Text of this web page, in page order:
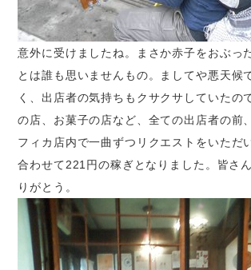
意外に受けましたね。まさか赤子をおぶっ
とは誰も思いませんもの。ましてや悪天候
く、出店者の気持ちもクサクサしていたの
の店、お菓子の店など、全ての出店者の前
フィカ店内で一曲ずつリクエストをいただ
合わせて221円の稼ぎとなりました。皆さ
りがとう。